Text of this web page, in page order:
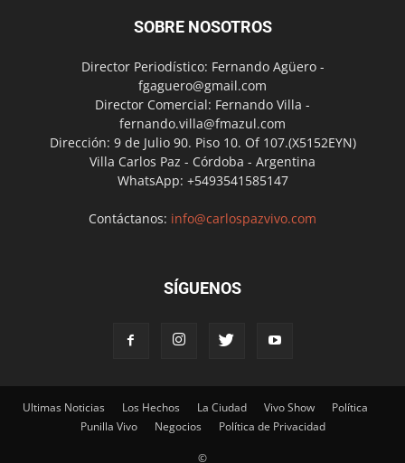
SOBRE NOSOTROS
Director Periodístico: Fernando Agüero -
fgaguero@gmail.com
Director Comercial: Fernando Villa -
fernando.villa@fmazul.com
Dirección: 9 de Julio 90. Piso 10. Of 107.(X5152EYN)
Villa Carlos Paz - Córdoba - Argentina
WhatsApp: +5493541585147
Contáctanos: info@carlospazvivo.com
SÍGUENOS
Ultimas Noticias Los Hechos La Ciudad Vivo Show
Política
Punilla Vivo
Negocios Política de Privacidad
©